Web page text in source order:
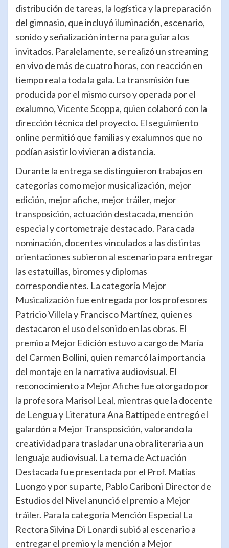
distribución de tareas, la logística y la preparación
del gimnasio, que incluyó iluminación, escenario,
sonido y señalización interna para guiar a los
invitados. Paralelamente, se realizó un streaming
en vivo de más de cuatro horas, con reacción en
tiempo real a toda la gala. La transmisión fue
producida por el mismo curso y operada por el
exalumno, Vicente Scoppa, quien colaboró con la
dirección técnica del proyecto. El seguimiento
online permitió que familias y exalumnos que no
podían asistir lo vivieran a distancia.
Durante la entrega se distinguieron trabajos en
categorías como mejor musicalización, mejor
edición, mejor afiche, mejor tráiler, mejor
transposición, actuación destacada, mención
especial y cortometraje destacado. Para cada
nominación, docentes vinculados a las distintas
orientaciones subieron al escenario para entregar
las estatuillas, biromes y diplomas
correspondientes. La categoría Mejor
Musicalización fue entregada por los profesores
Patricio Villela y Francisco Martínez, quienes
destacaron el uso del sonido en las obras. El
premio a Mejor Edición estuvo a cargo de María
del Carmen Bollini, quien remarcó la importancia
del montaje en la narrativa audiovisual. El
reconocimiento a Mejor Afiche fue otorgado por
la profesora Marisol Leal, mientras que la docente
de Lengua y Literatura Ana Battipede entregó el
galardón a Mejor Transposición, valorando la
creatividad para trasladar una obra literaria a un
lenguaje audiovisual. La terna de Actuación
Destacada fue presentada por el Prof. Matías
Luongo y por su parte, Pablo Cariboni Director de
Estudios del Nivel anunció el premio a Mejor
tráiler. Para la categoría Mención Especial La
Rectora Silvina Di Lonardi subió al escenario a
entregar el premio y la mención a Mejor